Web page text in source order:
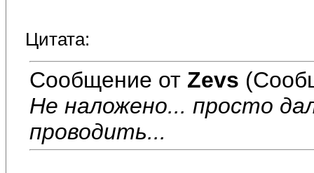
Цитата:
Сообщение от Zevs
Не наложено... просто
проводить...